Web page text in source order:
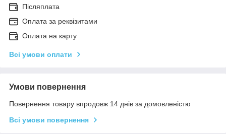
Післяплата
Оплата за реквізитами
Оплата на карту
Всі умови оплати
Умови повернення
Повернення товару впродовж 14 днів за домовленістю
Всі умови повернення